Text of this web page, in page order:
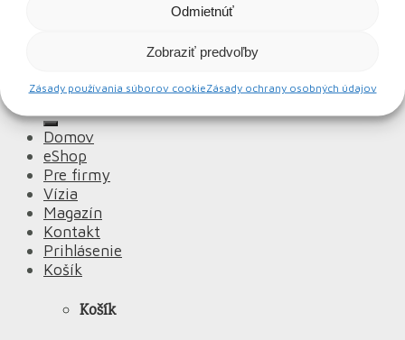
Odmietnúť
Zobraziť predvoľby
Zásady používania súborov cookieZásady ochrany osobných údajov
Domov
eShop
Pre firmy
Vízia
Magazín
Kontakt
Prihlásenie
Košík
Košík